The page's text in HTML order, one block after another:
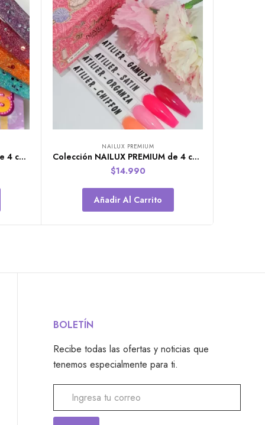
Colección NAILUX PREMIUM de 4 colores Circus
NAILUX PREMIUM
Colección NAILUX PREMIUM de 4 colores Atilier
$14.990
Añadir Al Carrito
BOLETÍN
Recibe todas las ofertas y noticias que
tenemos especialmente para ti.